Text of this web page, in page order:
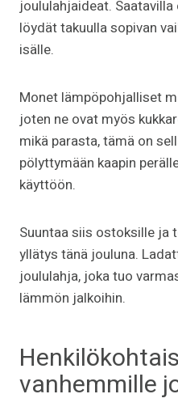
joululahjaideat.
löydät takuulla sopivan
isälle.
Monet lämpöpohjalliset
joten ne ovat myös
mikä parasta, tämä on
pölyttymään kaapin
käyttöön.
Suuntaa siis ostoksille ja
yllätys tänä jouluna.
joululahja, joka tuo
lämmön jalkoihin.
vanhemmille